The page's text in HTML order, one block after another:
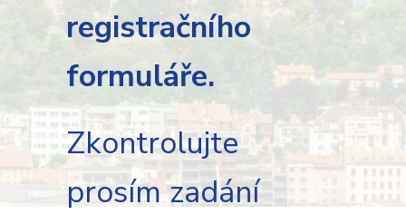
registračního
formuláře.
Zkontrolujte
prosím zadání